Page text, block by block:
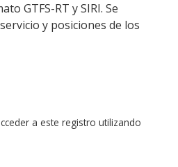
GTFS-RT y SIRI. Se
y posiciones de los
a este registro utilizando